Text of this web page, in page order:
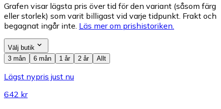
Grafen visar lägsta pris över tid för den variant (såsom färg
eller storlek) som varit billigast vid varje tidpunkt. Frakt och
begagnat ingår inte. Läs mer om prishistoriken.
Välj butik
3 mån
6 mån 1 år 2 år Allt
Lägst nypris just nu
642 kr